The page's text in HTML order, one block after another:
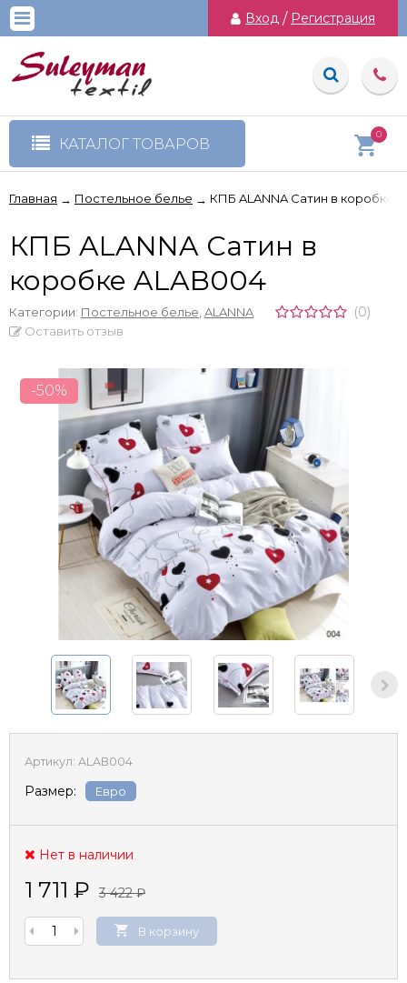
Вход / Регистрация
КАТАЛОГ ТОВАРОВ
0
Главная → Постельное белье → КПБ ALANNA Сатин в коробке
КПБ ALANNA Сатин в
коробке ALAB004
Категории: Постельное белье ALANNA (0)
Оставить отзыв
-50%
Артикул: ALAB004
Размер: Евро
Нет в наличии
1 711 ₽ 3 422₽
В корзину